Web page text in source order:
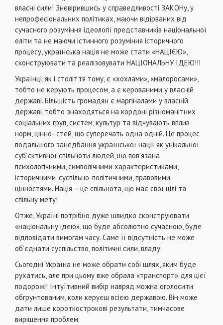
власнi сили! Зневiрившись у справедливостi ЗАКОНу, у
непрофесiональних полiтиках, маючи вiдiрваних вiд
сучасного розумiння iдеологiї представникiв нацiональної
елiти та не маючи iстинного розумiння iсторичного
процесу, українська нацiя не може стати «НАЦІЄЮ»,
сконструювати та реалiзовувати НАЦІОНАЛЬНУ ІДЕЮ!!!
Українцi, як i столiття тому, є «хохлами», «малоросами»,
тобто не керують процесом, а є керованими у власнiй
державi. Бiльшiсть громадян є маргiналами у власнiй
державi, тобто знаходяться на кордонi рiзноманiтних
соцiальних груп, систем, культур та вiдчувають вплив
норм, цiнно- стей, що суперечать одна однiй. Це процес
подальшого занедбання української нацiї як унiкальної
суб’єктивної спiльноти людей, що пов’язана
психологiчними, символiчними характеристиками,
iсторичними, суспiльно-полiтичними, правовими
цiнностями. Нацiя – це спiльнота, що має свої цiлi та
спiльну мету!
Отже, Українi потрiбно дуже швидко сконструювати
«нацiональну iдею», що буде абсолютно сучасною, буде
вiдповiдати вимогам часу. Саме її вiдсутнiсть не може
об’єднати суспiльство, полiтичнi сили, владу.
Сьогоднi Україна не може обрати собi шлях, яким буде
рухатись, але при цьому вже обрала «транспорт» для цiєї
подорожi! Інтуїтивний вибiр навряд можна оголосити
обгрунтованим, коли керуєш всiєю державою. Вiн може
дати лише короткостроковi результати, тимчасове
вирiшення проблем.